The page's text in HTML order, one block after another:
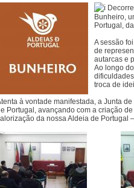
Bunheiro,
Portugal,
Asessão
de
autarcas e
Ao longo
troca de
à vontade manifestada, a Junta
Portugal, avançando com a criação
da nossa Aldeia de